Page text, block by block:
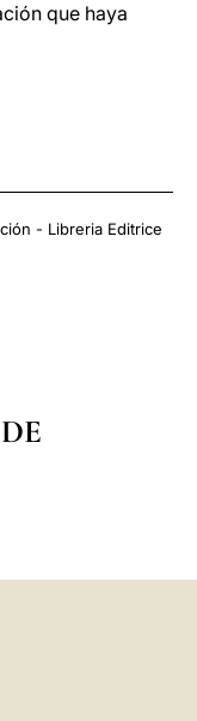
que haya
- Libreria Editrice